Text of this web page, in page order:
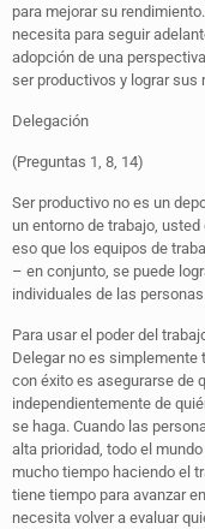
para mejorar su
necesita para seguir
adopción de una
ser productivos y lograr sus
Delegación
(Preguntas 1, 8, 14)
Ser productivo no es un
un entorno de trabajo,
eso que los equipos de
– en conjunto, se puede
individuales de las personas.
Para usar el poder del
Delegar no es
con éxito es asegurarse de
independientemente de
se haga. Cuando las
alta prioridad, todo el
mucho tiempo haciendo el
tiene tiempo para avanzar
necesita volver a evaluar